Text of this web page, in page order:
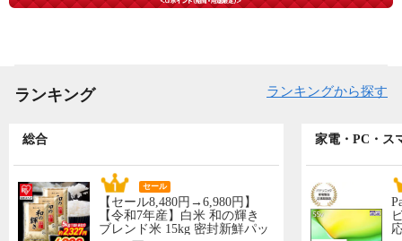
ランキング ランキングから探す
総合
セール
【セール8,480円→6,980円】
【令和7年産】白米 和の輝き
ブレンド米 15kg 密封新鮮パッ
家電・PC・ス